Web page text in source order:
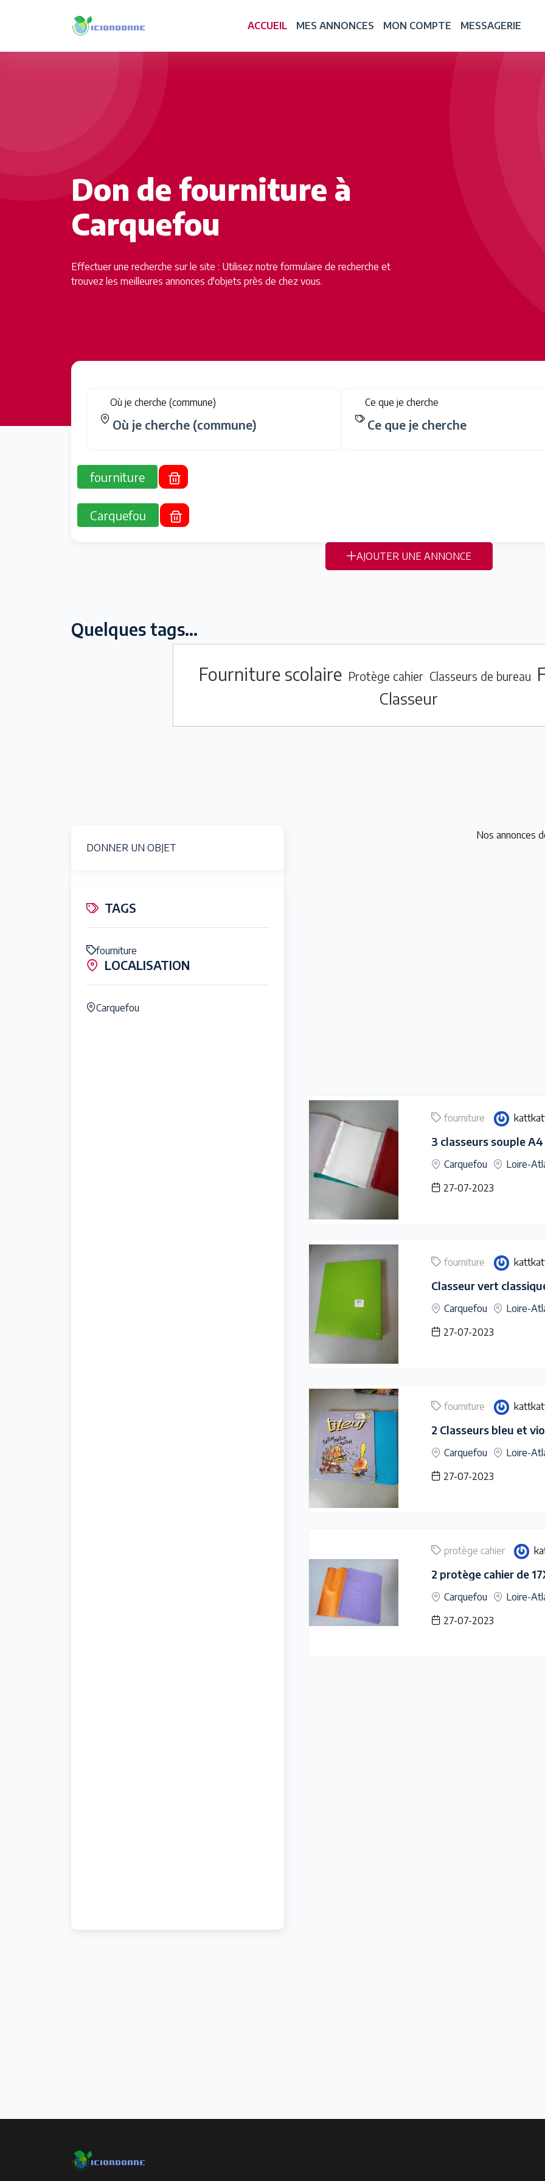
ACCUEIL MES ANNONCES MON COMPTE MESSAGERIE
Don de fourniture à
Carquefou
Effectuer une recherche sur le site : Utilisez notre formulaire de recherche et
trouvez les meilleures annonces d'objets près de chez vous.
Où je cherche (commune) Ce que je cherche
fourniture
Carquefou
AJOUTER UNE ANNONCE
Quelques tags...
Fourniture scolaire Protège cahier Classeurs de bureau
Classeur
DONNER UN OBJET
TAGS
fourniture
LOCALISATION
Carquefou
Nos annonces
fourniture
3 classeurs souple
Carquefou Loire-
27-07-2023
fourniture
Classeur vert
Carquefou Loire-
27-07-2023
fourniture
Carquefou Loire-
27-07-2023
protège cahier
Carquefou Loire-
27-07-2023